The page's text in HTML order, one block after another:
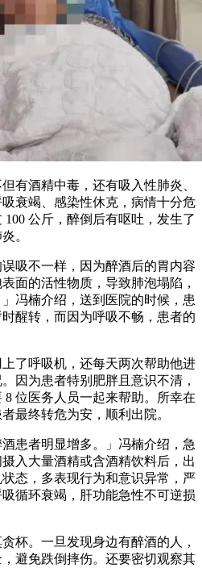
有酒精中毒，还有吸入性肺炎、
衰竭、感染性休克，病情十分危
公斤，醉倒后有呕吐，发生了
。
误吸不一样，因为醉酒后的胃内容
面的活性物质，导致肺泡塌陷，
冯楠介绍，送到医院的时候，患
醒转，而因为呼吸不畅，患者的
了呼吸机，还每天两次帮助他进
因为患者特别肥胖且意识不清，
位医务人员一起来帮助。所幸在
最终转危为安，顺利出院。
患者明显增多。」冯楠介绍，急
入大量酒精或含酒精饮料后，出
态，多表现行为和意识异常，严
循环衰竭，肝功能急性不可逆损
杯。一旦发现身边有醉酒的人，
避免跌倒摔伤。还要密切观察其